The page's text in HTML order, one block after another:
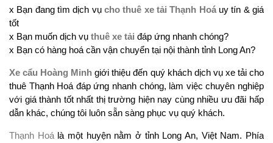
x Bạn đang tìm dịch vụ cho thuê xe tải Thạnh Hoáuy tín & giá
tốt
x Bạn muốn dịch vụ thuê xe tải đáp ứng nhanh chóng?
x Bạn có hàng hoá cần vận chuyển tại nội thành tỉnh Long An?
Xe cẩu Hoàng Minh giới thiệu đến quý khách dịch vụ xe tải cho
thuê Thạnh Hoá đáp ứng nhanh chóng, làm việc chuyên nghiệp
với giá thành tốt nhất thị trường hiện nay cùng nhiều ưu đãi hấp
dẫn khác, chúng tôi luôn sẵn sàng phục vụ quý khách.
Thạnh Hoálà một huyện nằm ở tỉnh Long An, Việt Nam. Phía